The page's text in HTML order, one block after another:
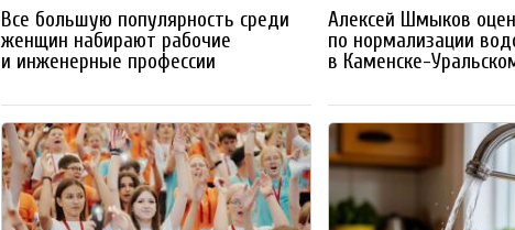
Все большую популярность среди
женщин набирают рабочие
и инженерные профессии
Алексей Шмыков
по нормализации
в Каменске-